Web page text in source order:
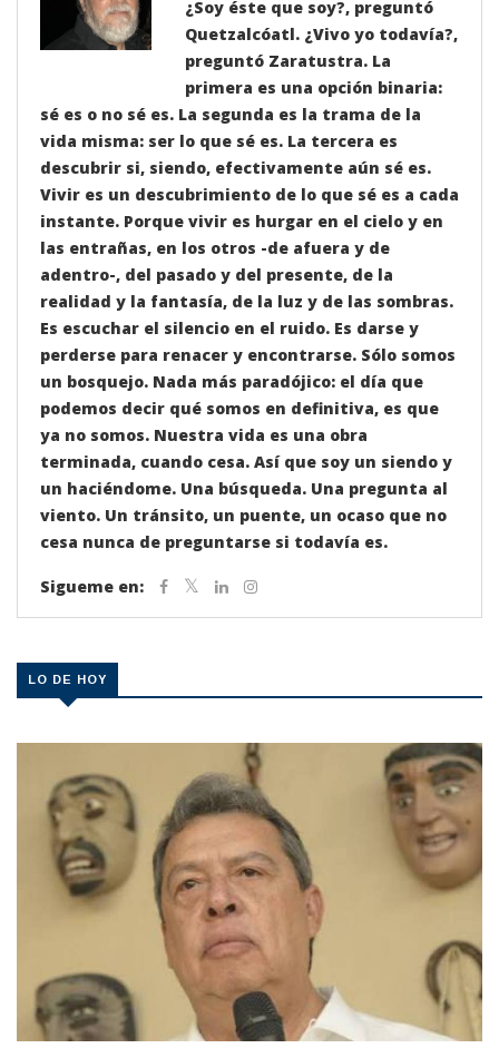
¿Soy éste que soy?, preguntó
Quetzalcóatl. ¿Vivo yo todavía?,
preguntó Zaratustra. La
primera es una opción binaria:
sé es o no sé es. La segunda es la trama de la
vida misma: ser lo que sé es. La tercera es
descubrir si, siendo, efectivamente aún sé es.
Vivir es un descubrimiento de lo que sé es a cada
instante. Porque vivir es hurgar en el cielo y en
las entrañas, en los otros -de afuera y de
adentro-, del pasado y del presente, de la
realidad y la fantasía, de la luz y de las sombras.
Es escuchar el silencio en el ruido. Es darse y
perderse para renacer y encontrarse. Sólo somos
un bosquejo. Nada más paradójico: el día que
podemos decir qué somos en definitiva, es que
ya no somos. Nuestra vida es una obra
terminada, cuando cesa. Así que soy un siendo y
un haciéndome. Una búsqueda. Una pregunta al
viento. Un tránsito, un puente, un ocaso que no
cesa nunca de preguntarse si todavía es.
Sigueme en:
LO DE HOY